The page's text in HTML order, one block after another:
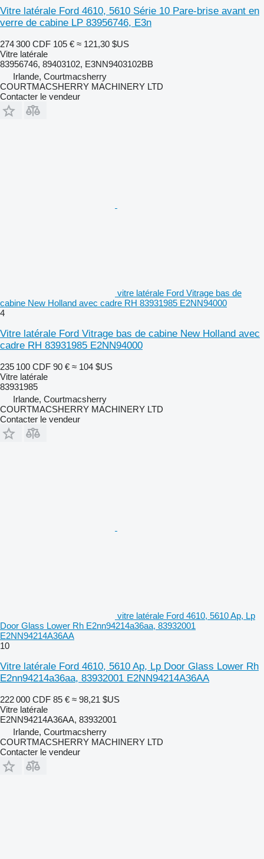
Vitre latérale Ford 4610, 5610 Série 10 Pare-brise avant en
verre de cabine LP 83956746, E3n
274 300 CDF 105 € ≈ 121,30 $US
Vitre latérale
83956746, 89403102, E3NN9403102BB
Irlande, Courtmacsherry
COURTMACSHERRY MACHINERY LTD
Contacter le vendeur
vitre latérale Ford Vitrage bas de
cabine New Holland avec cadre RH 83931985 E2NN94000
4
Vitre latérale Ford Vitrage bas de cabine New Holland avec
cadre RH 83931985 E2NN94000
235 100 CDF 90 € ≈ 104 $US
Vitre latérale
83931985
Irlande, Courtmacsherry
COURTMACSHERRY MACHINERY LTD
Contacter le vendeur
vitre latérale Ford 4610, 5610 Ap, Lp
Door Glass Lower Rh E2nn94214a36aa, 83932001
E2NN94214A36AA
10
Vitre latérale Ford 4610, 5610 Ap, Lp Door Glass Lower Rh
E2nn94214a36aa, 83932001 E2NN94214A36AA
222 000 CDF 85 € ≈ 98,21 $US
Vitre latérale
E2NN94214A36AA, 83932001
Irlande, Courtmacsherry
COURTMACSHERRY MACHINERY LTD
Contacter le vendeur